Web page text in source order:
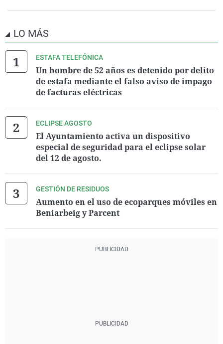
LO MÁS
ESTAFA TELEFÓNICA
Un hombre de 52 años es detenido por delito
de estafa mediante el falso aviso de impago
de facturas eléctricas
ECLIPSE AGOSTO
El Ayuntamiento activa un dispositivo
especial de seguridad para el eclipse solar
del 12 de agosto.
GESTIÓN DE RESIDUOS
Aumento en el uso de ecoparques móviles en
Beniarbeig y Parcent